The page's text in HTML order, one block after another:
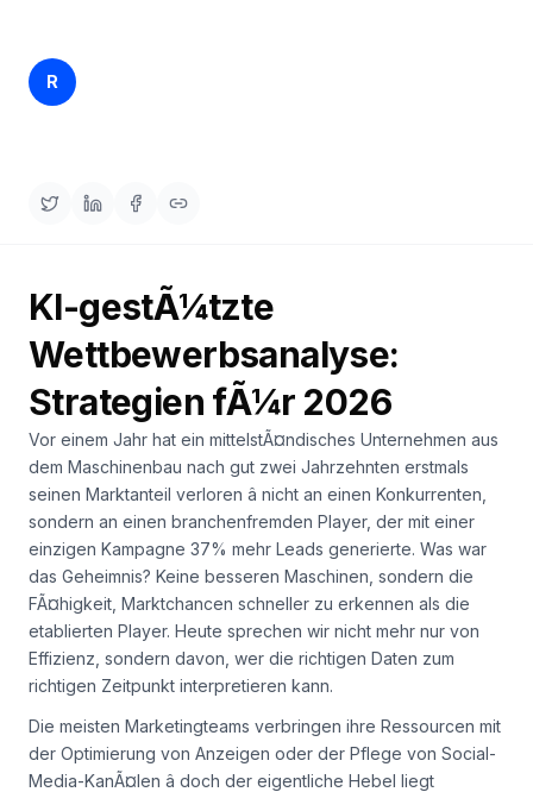
Content
Engine
Integrationen
Analysen
R
KI-gestÃ¼tzte
Wettbewerbsanalyse:
Strategien fÃ¼r 2026
Vor einem Jahr hat ein mittelstÃ¤ndisches Unternehmen aus
dem Maschinenbau nach gut zwei Jahrzehnten erstmals
seinen Marktanteil verloren â nicht an einen Konkurrenten,
sondern an einen branchenfremden Player, der mit einer
einzigen Kampagne 37% mehr Leads generierte. Was war
das Geheimnis? Keine besseren Maschinen, sondern die
FÃ¤higkeit, Marktchancen schneller zu erkennen als die
etablierten Player. Heute sprechen wir nicht mehr nur von
Effizienz, sondern davon, wer die richtigen Daten zum
richtigen Zeitpunkt interpretieren kann.
Die meisten Marketingteams verbringen ihre Ressourcen mit
der Optimierung von Anzeigen oder der Pflege von Social-
Media-KanÃ¤len â doch der eigentliche Hebel liegt